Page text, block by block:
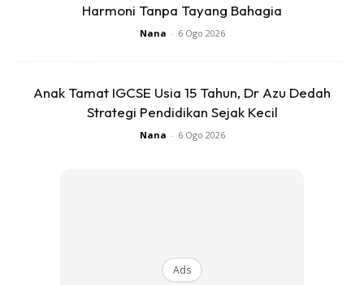
“Saya sebagai ibu perlu tegas dan paling berdisiplin dalam
Harmoni Tanpa Tayang Bahagia
Nana - 6 Ogo 2026
Anak Tamat IGCSE Usia 15 Tahun, Dr Azu Dedah
Strategi Pendidikan Sejak Kecil
Nana - 6 Ogo 2026
Ads